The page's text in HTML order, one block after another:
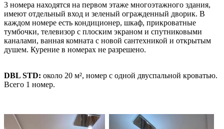
3 номера находятся на первом этаже многоэтажного здания,
имеют отдельный вход и зеленый огражденный дворик. В
каждом номере есть кондиционер, шкаф, прикроватные
тумбочки, телевизор с плоским экраном и спутниковыми
каналами, ванная комната с новой сантехникой и открытым
душем. Курение в номерах не разрешено.
DBL STD: около 20 м², номер с одной двуспальной кроватью.
Всего 1 номер.